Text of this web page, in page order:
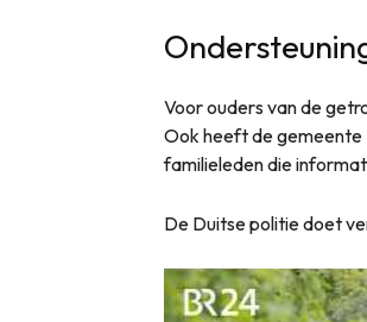
Voor ouders van de
Ook heeft de gemeente
familieleden die
De Duitse politie doet